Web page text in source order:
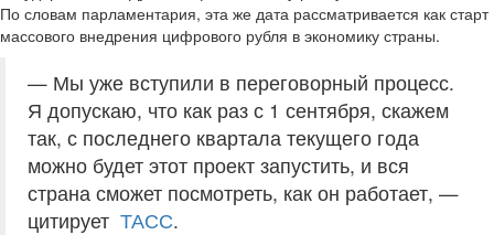
По словам парламентария, эта же дата рассматривается как старт
массового внедрения цифрового рубля в экономику страны.
— Мы уже вступили в переговорный процесс.
Я допускаю, что как раз с 1 сентября, скажем
так, с последнего квартала текущего года
можно будет этот проект запустить, и вся
страна сможет посмотреть, как он работает, —
цитирует ТАСС.